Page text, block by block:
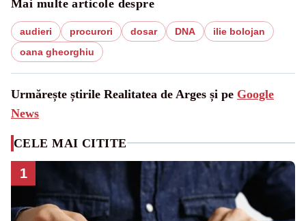
Mai multe articole despre
audieri procurori dosar DNA
ilie bolojan
oana gheorghiu
Urmărește știrile Realitatea de Arges și pe Google
News
CELE MAI CITITE
1